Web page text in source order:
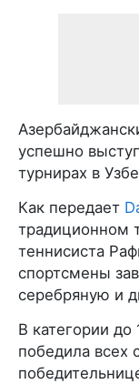
успешно
турнирах в
Как передает
традиционном
теннисиста
спортсмены
серебряную и
В категории
победила всех